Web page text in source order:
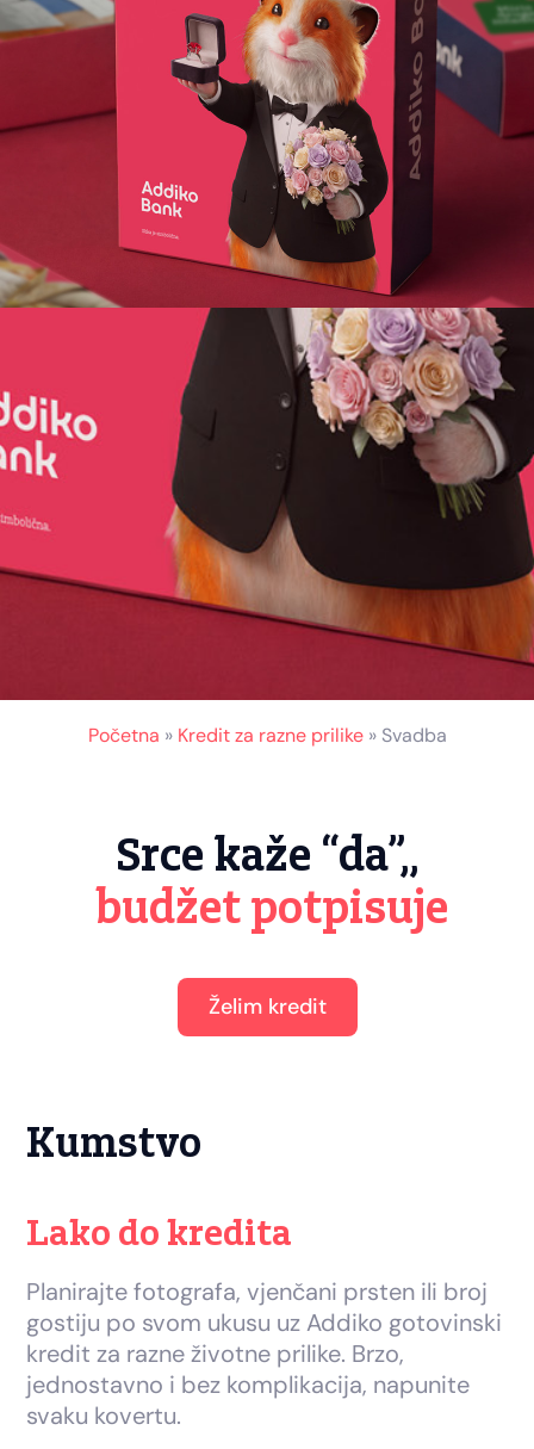
Početna » Kredit za razne prilike» Svadba
Srce kaže “da”,,
budžet potpisuje
Želim kredit
Kumstvo
Lako do kredita
Planirajte fotografa, vjenčani prsten ili broj
gostiju po svom ukusu uz Addiko gotovinski
kredit za razne životne prilike. Brzo,
jednostavno i bez komplikacija, napunite
svaku kovertu.